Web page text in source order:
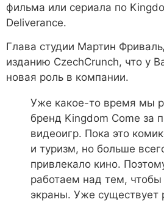
фильма или сериала по
Deliverance.
Глава студии Мартин
изданию CzechCrunch, что у
новая роль в компании.
Уже какое-то время мы
бренд Kingdom Come за
видеоигр. Пока это
и туризм, но больше
привлекало кино.
работаем над тем, чтобы
экраны. Уже существует